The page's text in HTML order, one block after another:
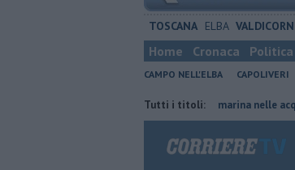
TOSCANA ELBA
Home Cronaca Politica
CAMPO NELL'ELBA CAPOLIVERI
Tutti i titoli:
Rara tartaruga marina nelle acque